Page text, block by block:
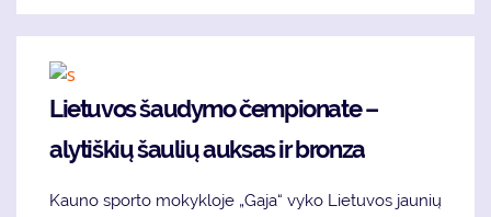
Lietuvos šaudymo čempionate –
alytiškių šaulių auksas ir bronza
Kauno sporto mokykloje „Gaja“ vyko Lietuvos jaunių